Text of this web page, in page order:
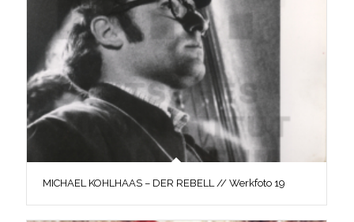
MICHAEL KOHLHAAS – DER REBELL // Werkfoto 19